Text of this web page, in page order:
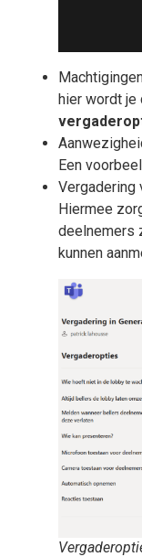
hier wordt je
Een
Vergadering
Hiermee
deelnemers
kunnen